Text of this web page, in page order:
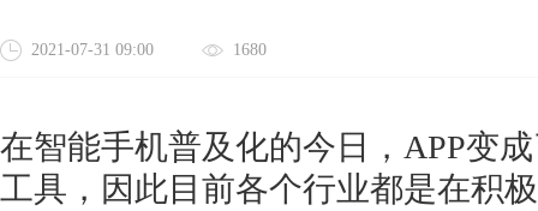
2021-07-31 09:00 1680
在智能手机普及化的今日， APP变
工具，因此目前各个行业都是在积